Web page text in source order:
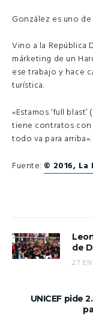
González es uno
Vino a la República
márketing de un
ese trabajo y hace
turística.
«Estamos ‘full
tiene contratos con
todo va para arriba».
Fuente:© 2016, La
de
27
UNICEF pide